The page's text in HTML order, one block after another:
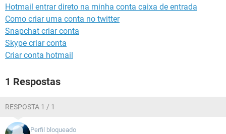
Hotmail entrar direto na minha conta caixa de entrada
Como criar uma conta no twitter
Snapchat criar conta
Skype criar conta
Criar conta hotmail
1 Respostas
RESPOSTA 1 / 1
Perfil bloqueado